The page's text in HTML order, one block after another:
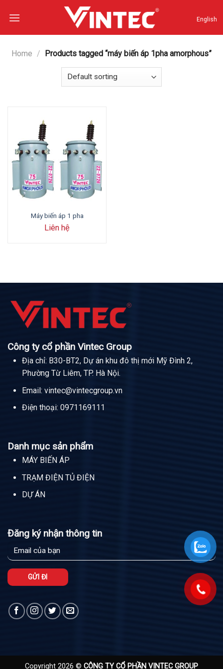
English
Home / Products tagged “máy biến áp 1pha amorphous”
Máy biến áp 1 pha
Liên hệ
Công ty cổ phần Vintec Group
Địa chỉ: B30-BT2, Dự án khu đô thị mới Mỹ Đình 2,
Phường Từ Liêm, TP. Hà Nội.
Email:vintec@vintecgroup.vn
Điện thoại:0971169111
Danh mục sản phẩm
MÁY BIẾN ÁP
TRẠM ĐIỆN TỦ ĐIỆN
DỰ ÁN
Đăng ký nhận thông tin
Copyright 2026 © CÔNG TY CỔ PHẦN VINTEC GROUP